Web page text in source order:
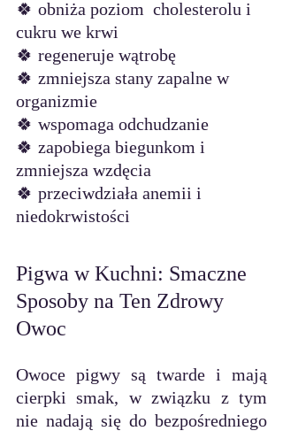
🍀 obniża poziom  cholesterolu i
cukru we krwi
🍀 regeneruje wątrobę
🍀 zmniejsza stany zapalne w
organizmie
🍀 wspomaga odchudzanie
🍀 zapobiega biegunkom i
zmniejsza wzdęcia
🍀 przeciwdziała anemii i
niedokrwistości
Pigwa w Kuchni: Smaczne
Sposoby na Ten Zdrowy
Owoc
Owoce pigwy są twarde i mają
cierpki smak, w związku z tym
nie nadają się do bezpośredniego